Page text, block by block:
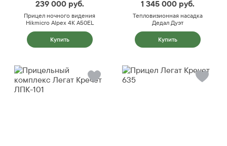
239 000 руб.
Прицел ночного видения
Hikmicro Alpex 4K A50EL
Купить
1 345 000 руб.
Тепловизионная насадка
Дедал Дуэт
Купить